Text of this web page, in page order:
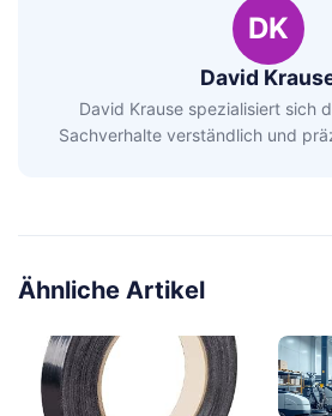
DK
David
David Krause spezialisiert sich
Sachverhalte verständlich und
Ähnliche Artikel